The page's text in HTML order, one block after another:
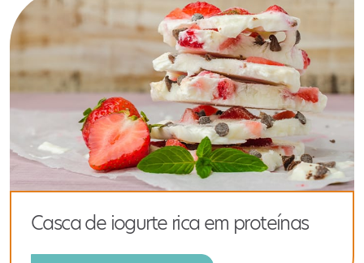
Casca de iogurte rica em proteínas